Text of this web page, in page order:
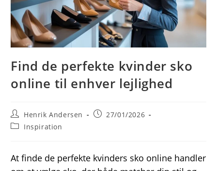
Find de perfekte kvinder sko
online til enhver lejlighed
Post
author:
Henrik Andersen
Post27/01/2026
PostInspiration
At finde de perfekte kvinders sko online handler